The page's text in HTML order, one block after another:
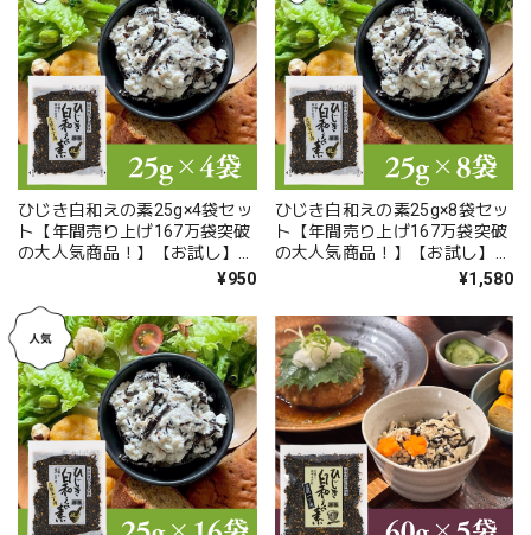
ひじき白和えの素25g×4袋セッ
ト【年間売り上げ167万袋突破
の大人気商品！】【お試し】【
国産ひじき使用】【ポスト投¥950
ひじき白和えの素25g×8袋セッ
ト【年間売り上げ167万袋突破
の大人気商品！】【お試し】【
国産ひじき使用】【ポスト投
¥1,580